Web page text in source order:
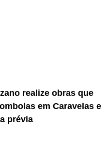
realize obras que
em Caravelas e
prévia